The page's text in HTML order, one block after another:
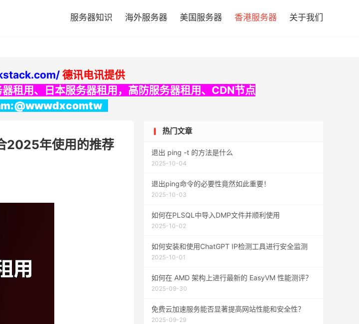
服务器知识 海外服务器 美国服务器 香港服务器 关于我们
德讯电讯提供
租用、 日本服务器租用 ， 高防服务器租用、 CDN节点
2025年使用的推荐
热门文章
退出 ping -t 的方法是什么
2025-10-04
退出ping命令的必要性竟然如此重要！
2025-10-03
如何在PLSQL中导入DMP文件并顺利使用
2025-10-02
如何安装和使用ChatGPT IP检测工具进行安全监测
2025-10-01
如何在 AMD 架构上进行最新的 EasyVM 性能测评？
2025-09-30
免费云加速服务能否显著提高网站性能和安全性？
2025-09-29